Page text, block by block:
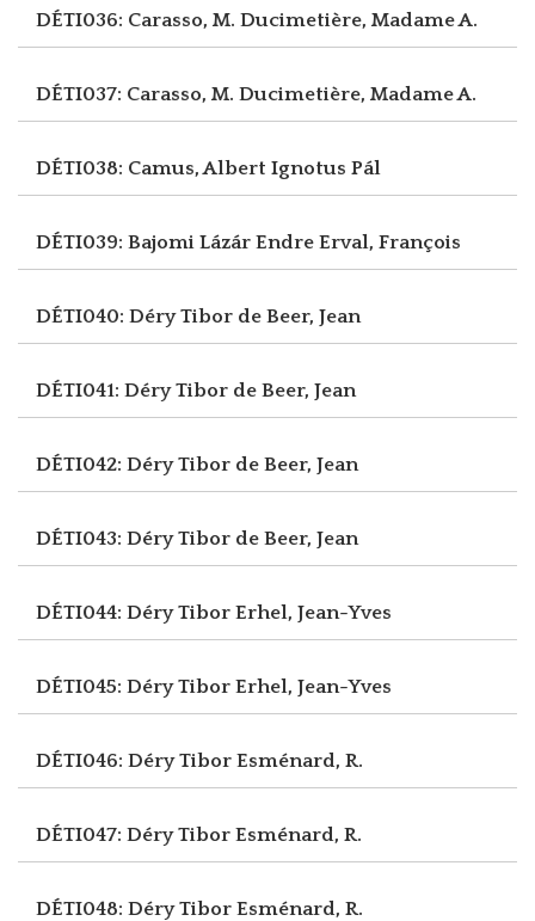
DÉTI036: Carasso, M. Ducimetière, Madame A.
DÉTI037: Carasso, M. Ducimetière, Madame A.
DÉTI038: Camus, Albert Ignotus Pál
DÉTI039: Bajomi Lázár Endre Erval, François
DÉTI040: Déry Tibor de Beer, Jean
DÉTI041: Déry Tibor de Beer, Jean
DÉTI042: Déry Tibor de Beer, Jean
DÉTI043: Déry Tibor de Beer, Jean
DÉTI044: Déry Tibor Erhel, Jean-Yves
DÉTI045: Déry Tibor Erhel, Jean-Yves
DÉTI046: Déry Tibor Esménard, R.
DÉTI047: Déry Tibor Esménard, R.
DÉTI048: Déry Tibor Esménard, R.